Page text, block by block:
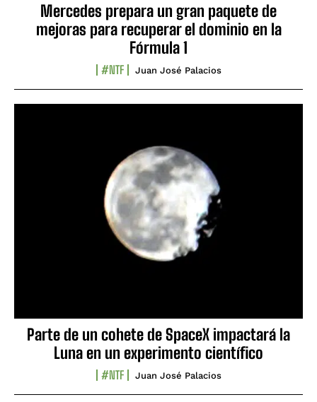
Mercedes prepara un gran paquete de
mejoras para recuperar el dominio en la
Fórmula 1
#NTF Juan José Palacios
Parte de un cohete de SpaceX impactará la
Luna en un experimento científico
#NTF Juan José Palacios